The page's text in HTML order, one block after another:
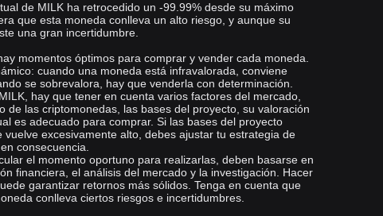
de MILK ha retrocedido un -99.99% desde su máximo
que esta moneda conlleva un alto riesgo, y aunque su
una gran incertidumbre.
momentos óptimos para comprar y vender cada moneda.
cuando una moneda está infravalorada, conviene
se sobrevalora, hay que venderla con determinación.
hay que tener en cuenta varios factores del mercado,
de las criptomonedas, las bases del proyecto, su valoración
es adecuado para comprar. Si las bases del proyecto
excesivamente alto, debes ajustar tu estrategia de
consecuencia.
el momento oportuno para realizarlas, deben basarse en
financiera, el análisis del mercado y la investigación. Hacer
garantizar retornos más sólidos. Tenga en cuenta que
conlleva ciertos riesgos e incertidumbres.